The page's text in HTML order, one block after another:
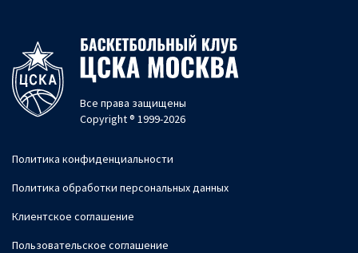
Все права защищены
Copyright ® 1999-2026
Политика конфиденциальности
Политика обработки персональных данных
Клиентское соглашение
Пользовательское соглашение